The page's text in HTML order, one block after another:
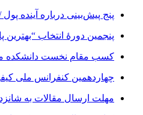
پنج پیش‌بینی درباره آینده
پنجمین دورۀ انتخاب
کسب مقام نخست دانشکده
چهاردهمین کنفرانس ملی کیفیت و
مهلت ارسال مقالات به شانزدهمین